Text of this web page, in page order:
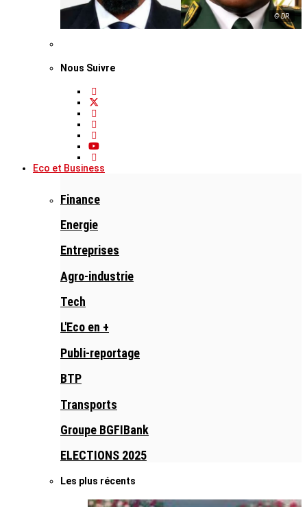
© DR
Nous Suivre
Eco et Business
Finance
Energie
Entreprises
Agro-industrie
Tech
L'Eco en +
Publi-reportage
BTP
Transports
Groupe BGFIBank
ELECTIONS 2025
Les plus récents